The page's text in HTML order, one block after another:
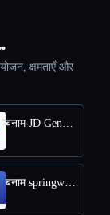
क्षमताएँ और
बनाम JD Generator
बनाम springworks